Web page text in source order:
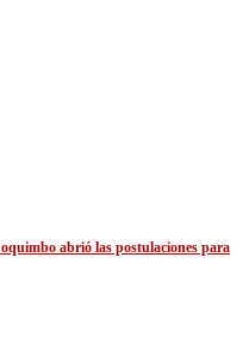
abrió las postulaciones para